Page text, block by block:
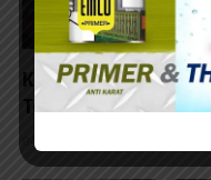
Kontraktor Diminta
Terpleset